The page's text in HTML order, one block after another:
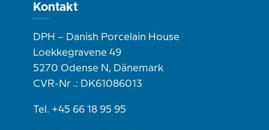
Kontakt
DPH – Danish Porcelain House
Loekkegravene 49
5270 Odense N, Dänemark
CVR-Nr .: DK61086013
Tel. +45 66 18 95 95